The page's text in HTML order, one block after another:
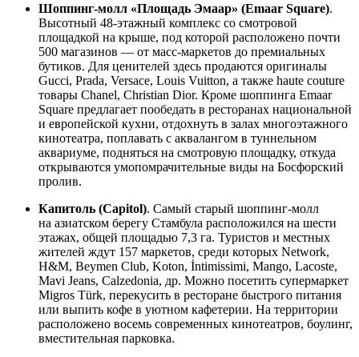
Шоппинг-молл «Площадь Эмаар» (Emaar Square).
Высотный 48-этажный комплекс со смотровой
площадкой на крыше, под которой расположено почти
500 магазинов — от масс-маркетов до премиальных
бутиков. Для ценителей здесь продаются оригиналы
Gucci, Prada, Versace, Louis Vuitton, а также haute couture
товары Chanel, Christian Dior. Кроме шоппинга Emaar
Square предлагает пообедать в ресторанах национальной
и европейской кухни, отдохнуть в залах многоэтажного
кинотеатра, поплавать с аквалангом в туннельном
аквариуме, подняться на смотровую площадку, откуда
открываются умопомрачительные виды на Босфорский
пролив.
Капитоль (Capitol). Самый старый шоппинг-молл
на азиатском берегу Стамбула расположился на шести
этажах, общей площадью 7,3 га. Туристов и местных
жителей ждут 157 маркетов, среди которых Network,
H&M, Beymen Club, Koton, İntimissimi, Mango, Lacoste,
Mavi Jeans, Calzedonia, др. Можно посетить супермаркет
Migros Türk, перекусить в ресторане быстрого питания
или выпить кофе в уютном кафетерии. На территории
расположено восемь современных кинотеатров, боулинг,
вместительная парковка.